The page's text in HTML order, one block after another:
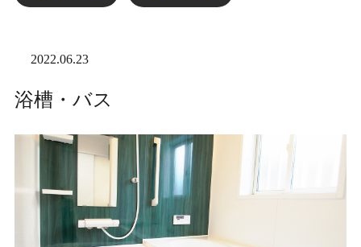
2022.06.23
浴槽・バス